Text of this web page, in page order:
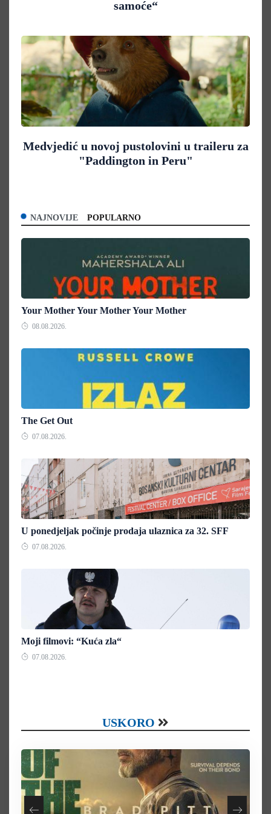
samoće“
Medvjedić u novoj pustolovini u traileru za
"Paddington in Peru"
NAJNOVIJE POPULARNO
Your Mother Your Mother Your Mother
08.08.2026.
The Get Out
07.08.2026.
U ponedjeljak počinje prodaja ulaznica za 32. SFF
07.08.2026.
Moji filmovi: “Kuća zla“
07.08.2026.
USKORO